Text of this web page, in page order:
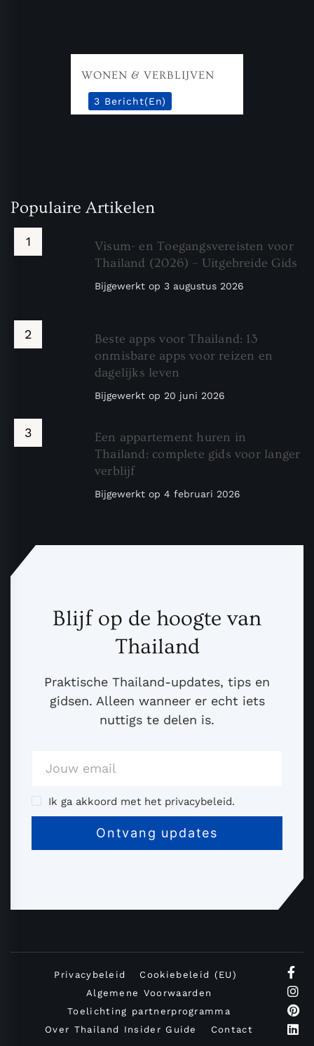
WONEN & VERBLIJVEN
3 Bericht(en)
Populaire Artikelen
Visum- en Toegangsvereisten voor
Thailand (2026) – Uitgebreide Gids
Bijgewerkt op 3 augustus 2026
Beste apps voor Thailand: 13
onmisbare apps voor reizen en
dagelijks leven
Bijgewerkt op 20 juni 2026
Een appartement huren in
Thailand: complete gids voor langer
verblijf
Bijgewerkt op 4 februari 2026
Blijf op de hoogte van
Thailand
Praktische Thailand-updates, tips en
gidsen. Alleen wanneer er echt iets
nuttigs te delen is.
Ik ga akkoord met het privacybeleid.
Privacybeleid
Cookiebeleid (EU)
Algemene Voorwaarden
Toelichting partnerprogramma
Over Thailand Insider Guide
Contact